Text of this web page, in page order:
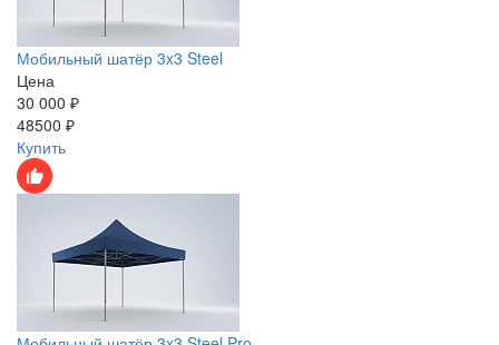
Мобильный шатёр 3x3 Steel
Цена
30 000 ₽
48500 ₽
Купить